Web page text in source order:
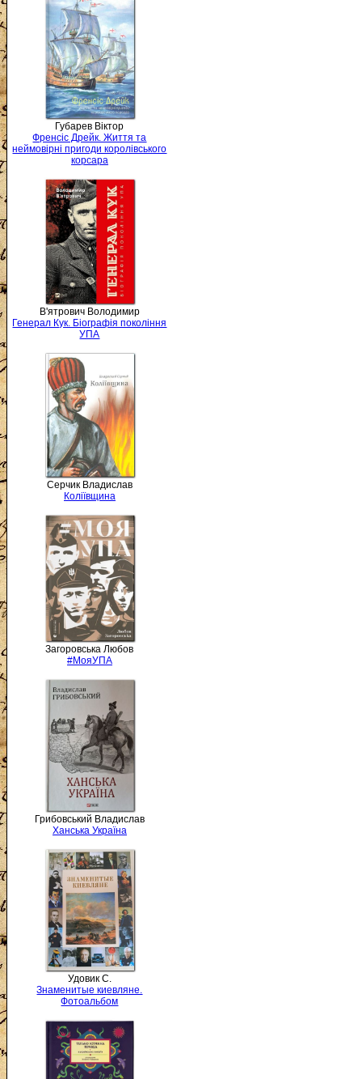
Губарев Віктор
Френсіс Дрейк. Життя та
неймовірні пригоди королівського
корсара
В'ятрович Володимир
Генерал Кук. Біографія покоління
УПА
Серчик Владислав
Коліївщина
Загоровська Любов
#МояУПА
Грибовський Владислав
Ханська Україна
Удовик С.
Знаменитые киевляне.
Фотоальбом